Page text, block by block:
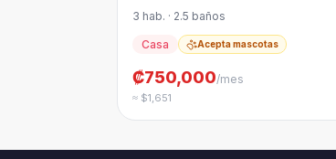
3 hab. · 2.5 baños
Casa Acepta mascotas
₡750,000/mes
≈ $1,651